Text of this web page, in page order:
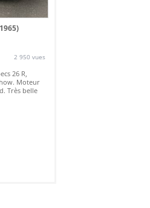
2 950 vues
26 R,
Moteur
Très belle